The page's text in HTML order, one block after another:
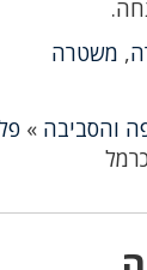
, משטרה
והסביבה »